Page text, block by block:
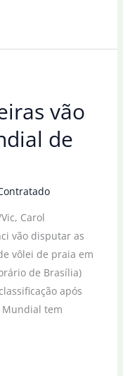
vão
de
Carol
vão disputar as
vôlei de praia em
de Brasília)
após
Mundial tem